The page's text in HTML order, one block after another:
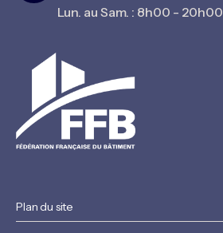
Plan du site
Lun. au Sam. : 8h00 - 20h00